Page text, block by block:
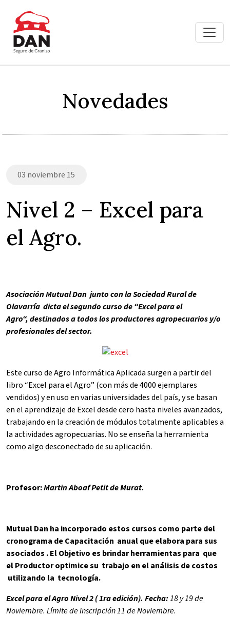
Novedades
03 noviembre 15
Nivel 2 – Excel para
el Agro.
Asociación Mutual Dan junto con la Sociedad Rural de
Olavarría dicta el segundo curso de “Excel para el
Agro“, destinados a todos los productores agropecuarios y/o
profesionales del sector.
Este curso de Agro Informática Aplicada surgen a partir del
libro “Excel para el Agro” (con más de 4000 ejemplares
vendidos) y en uso en varias universidades del país, y se basan
en el aprendizaje de Excel desde cero hasta niveles avanzados,
trabajando en la creación de módulos totalmente aplicables a
la actividades agropecuarias. No se enseña la herramienta
como algo desconectado de su aplicación.
Profesor:Martin Aboaf Petit de Murat.
Mutual Dan ha incorporado estos cursos como parte del
cronograma de Capacitación anual que elabora para sus
asociados . El Objetivo es brindar herramientas para que
el Productor optimice su trabajo en el análisis de costos
utilizando la tecnología.
Excel para el Agro Nivel 2 ( 1ra edición). Fecha:18 y 19 de
Noviembre. Límite de Inscripción 11 de Noviembre.